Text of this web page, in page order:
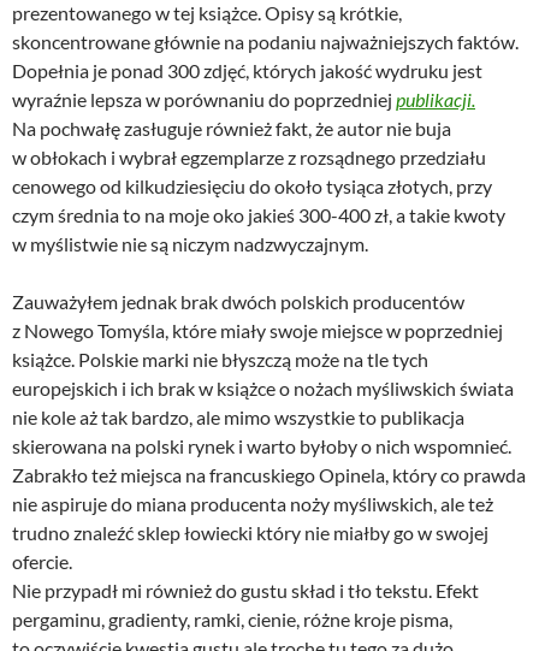
prezentowanego w tej książce. Opisy są krótkie,
skoncentrowane głównie na podaniu najważniejszych faktów.
Dopełnia je ponad 300 zdjęć, których jakość wydruku jest
wyraźnie lepsza w porównaniu do poprzedniej publikacji.
Na pochwałę zasługuje również fakt, że autor nie buja
w obłokach i wybrał egzemplarze z rozsądnego przedziału
cenowego od kilkudziesięciu do około tysiąca złotych, przy
czym średnia to na moje oko jakieś 300-400 zł, a takie kwoty
w myślistwie nie są niczym nadzwyczajnym.
Zauważyłem jednak brak dwóch polskich producentów
z Nowego Tomyśla, które miały swoje miejsce w poprzedniej
książce. Polskie marki nie błyszczą może na tle tych
europejskich i ich brak w książce o nożach myśliwskich świata
nie kole aż tak bardzo, ale mimo wszystkie to publikacja
skierowana na polski rynek i warto byłoby o nich wspomnieć.
Zabrakło też miejsca na francuskiego Opinela, który co prawda
nie aspiruje do miana producenta noży myśliwskich, ale też
trudno znaleźć sklep łowiecki który nie miałby go w swojej
ofercie.
Nie przypadł mi również do gustu skład i tło tekstu. Efekt
pergaminu, gradienty, ramki, cienie, różne kroje pisma,